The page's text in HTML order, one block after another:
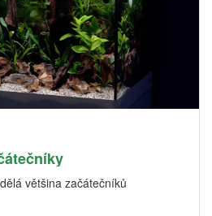
většina začátečníků